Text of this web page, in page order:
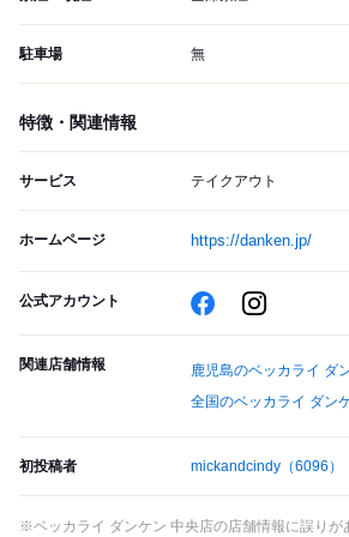
駐車場 無
特徴・関連情報
サービス テイクアウト
ホームページ https://danken.jp/
公式アカウント
関連店舗情報
鹿児島のベッカライ ダ
全国のベッカライ ダン
初投稿者 mickandcindy （6096）
※ベッカライ ダンケン 中央店の店舗情報に誤りが